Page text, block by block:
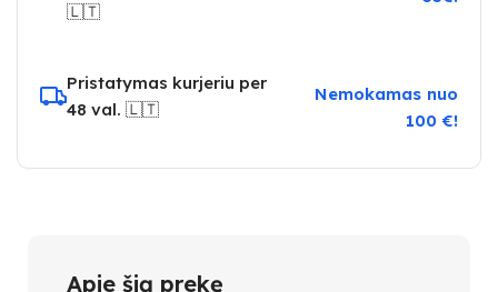
🇱🇹
Pristatymas kurjeriu per
48 val. 🇱🇹
Nemokamas nuo
100 €!
Apie šią prekę